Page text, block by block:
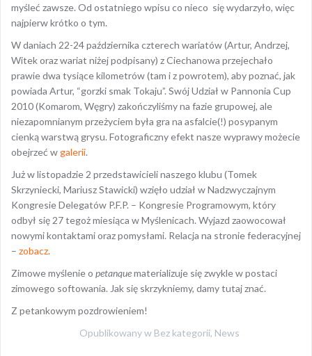
myśleć zawsze. Od ostatniego wpisu co nieco się wydarzyło, więc
najpierw krótko o tym.
W daniach 22-24 października czterech wariatów (Artur, Andrzej,
Witek oraz wariat niżej podpisany) z Ciechanowa przejechało
prawie dwa tysiące kilometrów (tam i z powrotem), aby poznać, jak
powiada Artur, “gorzki smak Tokaju”. Swój Udział w Pannonia Cup
2010 (Komarom, Węgry) zakończyliśmy na fazie grupowej, ale
niezapomnianym przeżyciem była gra na asfalcie(!) posypanym
cienką warstwą grysu. Fotograficzny efekt nasze wyprawy możecie
obejrzeć wgalerii.
Już w listopadzie 2 przedstawicieli naszego klubu (Tomek
Skrzyniecki, Mariusz Stawicki) wzięło udział w Nadzwyczajnym
Kongresie Delegatów P.F.P. – Kongresie Programowym, który
odbył się 27 tegoż miesiąca w Myślenicach. Wyjazd zaowocował
nowymi kontaktami oraz pomysłami. Relacja na stronie federacyjnej
– zobacz.
Zimowe myślenie o petanquematerializuje się zwykle w postaci
zimowego softowania. Jak się skrzykniemy, damy tutaj znać.
Z petankowym pozdrowieniem!
Opublikowany w Bez kategorii, News